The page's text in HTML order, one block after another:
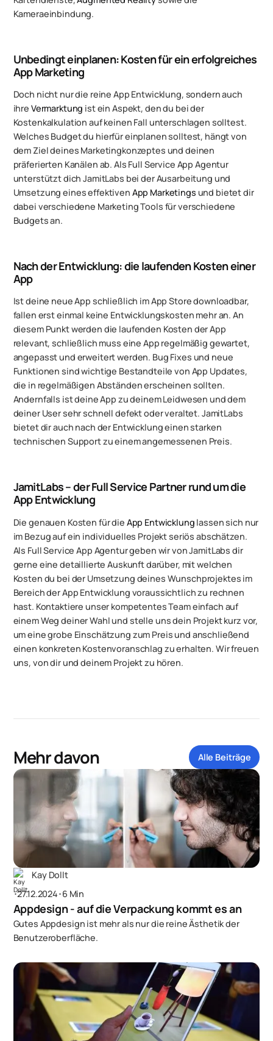
Kameraeinbindung.
Unbedingt einplanen: Kosten für ein erfolgreiches
App Marketing
Doch nicht nur die reine App Entwicklung, sondern auch
ihre Vermarktung ist ein Aspekt, den du bei der
Kostenkalkulation auf keinen Fall unterschlagen solltest.
Welches Budget du hierfür einplanen solltest, hängt von
dem Ziel deines Marketingkonzeptes und deinen
präferierten Kanälen ab. Als Full Service App Agentur
unterstützt dich JamitLabs bei der Ausarbeitung und
Umsetzung eines effektiven App Marketings und bietet dir
dabei verschiedene Marketing Tools für verschiedene
Budgets an.
Nach der Entwicklung: die laufenden Kosten einer
App
Ist deine neue App schließlich im App Store downloadbar,
fallen erst einmal keine Entwicklungskosten mehr an. An
diesem Punkt werden die laufenden Kosten der App
relevant, schließlich muss eine App regelmäßig gewartet,
angepasst und erweitert werden. Bug Fixes und neue
Funktionen sind wichtige Bestandteile von App Updates,
die in regelmäßigen Abständen erscheinen sollten.
Andernfalls ist deine App zu deinem Leidwesen und dem
deiner User sehr schnell defekt oder veraltet. JamitLabs
bietet dir auch nach der Entwicklung einen starken
technischen Support zu einem angemessenen Preis.
JamitLabs – der Full Service Partner rund um die
App Entwicklung
Die genauen Kosten für die App Entwicklung lassen sich nur
im Bezug auf ein individuelles Projekt seriös abschätzen.
Als Full Service App Agentur geben wir von JamitLabs dir
gerne eine detaillierte Auskunft darüber, mit welchen
Kosten du bei der Umsetzung deines Wunschprojektes im
Bereich der App Entwicklung voraussichtlich zu rechnen
hast. Kontaktiere unser kompetentes Team einfach auf
einem Weg deiner Wahl und stelle uns dein Projekt kurz vor,
um eine grobe Einschätzung zum Preis und anschließend
einen konkreten Kostenvoranschlag zu erhalten. Wir freuen
uns, von dir und deinem Projekt zu hören.
Mehr davon Alle Beiträge
Kay Dollt
･27.12.2024･6 Min
Appdesign - auf die Verpackung kommt es an
Gutes Appdesign ist mehr als nur die reine Ästhetik der
Benutzeroberfläche.